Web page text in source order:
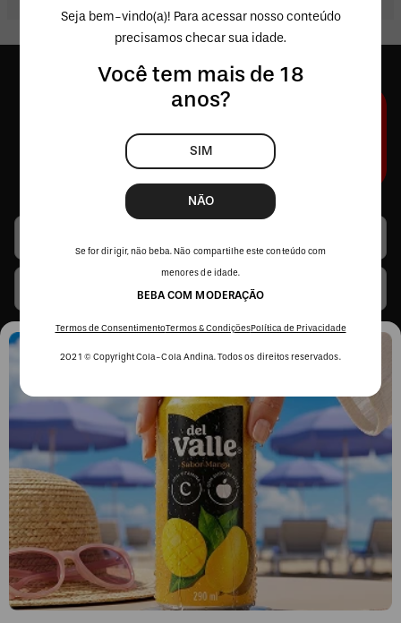
Seja bem-vindo(a)! Para acessar nosso conteúdo
precisamos checar sua idade.
Você tem mais de 18
anos?
SIM
NÃO
Se for dirigir, não beba. Não compartilhe este conteúdo com
menores de idade.
BEBA COM MODERAÇÃO
Termos de ConsentimentoTermos & CondiçõesPolítica de Privacidade
2021 © Copyright Cola-Cola Andina. Todos os direitos reservados.
Segunda a sexta, das 9h às 17h.
Exceto feriados.
0800 023 5338
Fale sobre seu pedido
COMPRAS